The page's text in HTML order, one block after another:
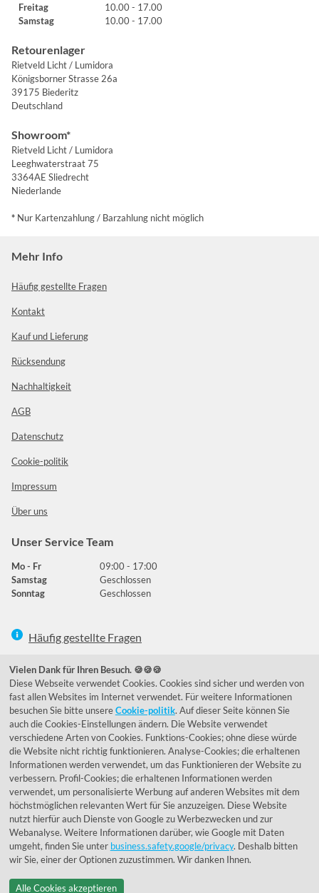
Freitag
10.00 - 17.00
Samstag
10.00 - 17.00
Retourenlager
Rietveld Licht / Lumidora
Königsborner Strasse 26a
39175 Biederitz
Deutschland
Showroom*
Rietveld Licht / Lumidora
Leeghwaterstraat 75
3364AE Sliedrecht
Niederlande
* Nur Kartenzahlung / Barzahlung nicht möglich
Mehr Info
Häufig gestellte Fragen
Kontakt
Kauf und Lieferung
Rücksendung
Nachhaltigkeit
AGB
Datenschutz
Cookie-politik
Impressum
Über uns
Unser Service Team
Mo - Fr
09:00 - 17:00
Samstag
Geschlossen
Sonntag
Geschlossen
Häufig gestellte Fragen
039292 - 678215
de@lumidora.com
FacebookInstagram
Kundenmeinungen
Exzellent - eKomi.de
Vielen Dank für Ihren Besuch. 🍪🍪🍪
Diese Webseite verwendet Cookies. Cookies sind sicher und werden von
fast allen Websites im Internet verwendet. Für weitere Informationen
besuchen Sie bitte unsereCookie-politik. Auf dieser Seite können Sie
auch die Cookies-Einstellungen ändern. Die Website verwendet
verschiedene Arten von Cookies. Funktions-Cookies; ohne diese würde
die Website nicht richtig funktionieren. Analyse-Cookies; die erhaltenen
Informationen werden verwendet, um das Funktionieren der Website zu
verbessern. Profil-Cookies; die erhaltenen Informationen werden
verwendet, um personalisierte Werbung auf anderen Websites mit dem
höchstmöglichen relevanten Wert für Sie anzuzeigen. Diese Website
nutzt hierfür auch Dienste von Google zu Werbezwecken und zur
Webanalyse. Weitere Informationen darüber, wie Google mit Daten
umgeht, finden Sie unter business.safety.google/privacy. Deshalb bitten
wir Sie, einer der Optionen zuzustimmen. Wir danken Ihnen.
Alle Cookies akzeptieren